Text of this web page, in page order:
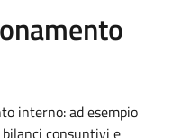
interno: ad esempio
consuntivi e